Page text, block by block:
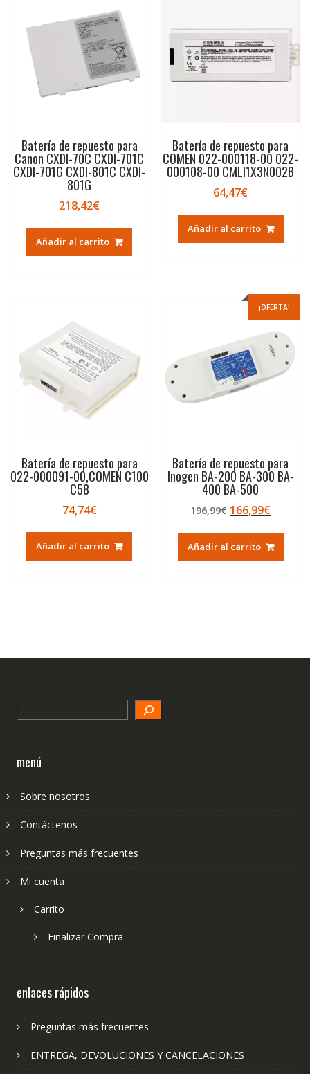
Batería de repuesto para
Canon CXDI-70C CXDI-701C
CXDI-701G CXDI-801C CXDI-
801G
218,42€
Añadir al carrito
Batería de repuesto para
COMEN 022-000118-00 022-
000108-00 CMLI1X3N002B
64,47€
Añadir al carrito
Batería de repuesto para
022-000091-00,COMEN C100
C58
74,74€
Añadir al carrito
¡OFERTA!
Batería de repuesto para
Inogen BA-200 BA-300 BA-
400 BA-500
196,99€ El
original
era:
166,99€El
es:
Añadir al carrito
menú
Sobre nosotros
Contáctenos
Preguntas más frecuentes
Mi cuenta
Carrito
Finalizar Compra
enlaces rápidos
Preguntas más frecuentes
ENTREGA, DEVOLUCIONES Y CANCELACIONES